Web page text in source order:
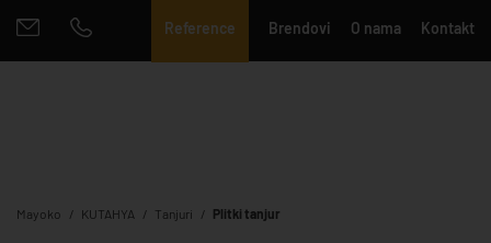
Reference Brendovi O nama Kontakt
Mayoko KUTAHYA Tanjuri Plitki tanjur